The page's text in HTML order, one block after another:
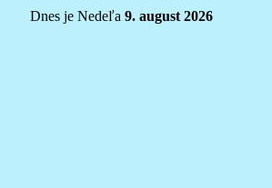
Dnes je Nedeľa 9. august 2026